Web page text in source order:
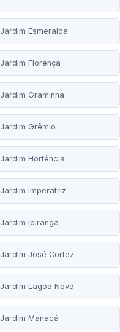
Jardim Esmeralda
Jardim Florença
Jardim Graminha
Jardim Grêmio
Jardim Hortência
Jardim Imperatriz
Jardim Ipiranga
Jardim José Cortez
Jardim Lagoa Nova
Jardim Manacá